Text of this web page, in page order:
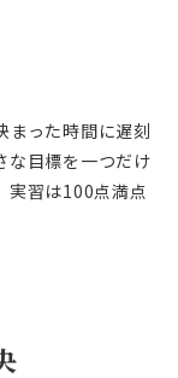
まった時間に遅刻
な目標を一つだけ
実習は100点満点